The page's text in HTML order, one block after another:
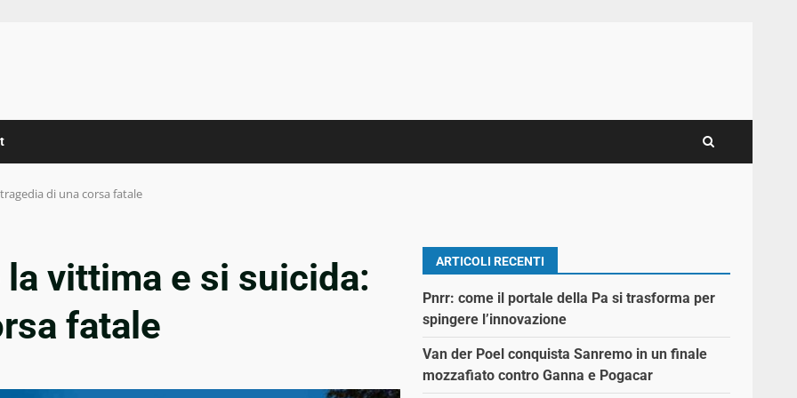
di una corsa fatale
vittima e si suicida:
fatale
ARTICOLI RECENTI
Pnrr: come il portale della Pa si trasforma per
spingere l’innovazione
Van der Poel conquista Sanremo in un finale
mozzafiato contro Ganna e Pogacar